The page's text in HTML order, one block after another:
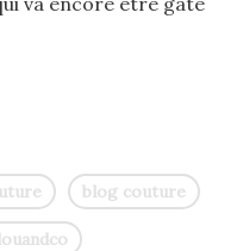
blog couture